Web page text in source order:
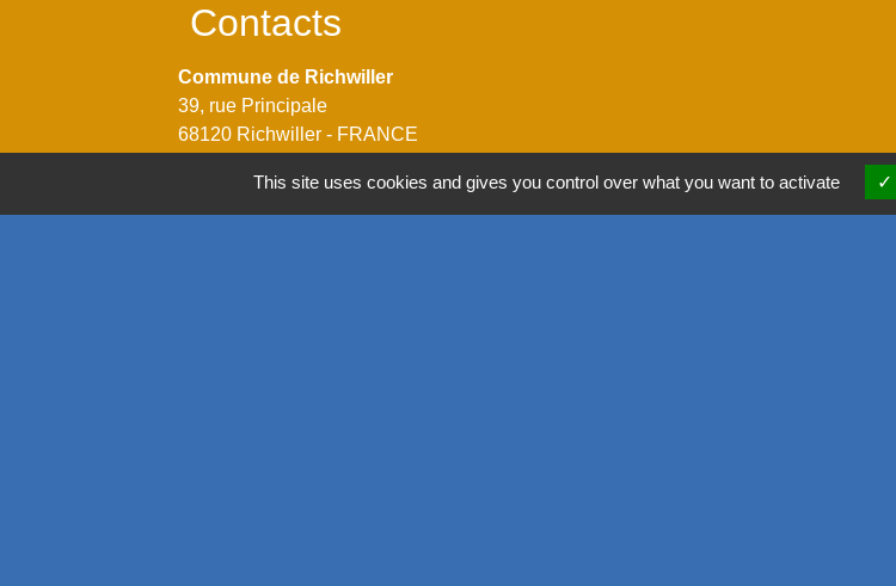
Contacts
Commune de Richwiller
39, rue Principale
68120 Richwiller - FRANCE
This site uses cookies and gives you control over what you want to activate